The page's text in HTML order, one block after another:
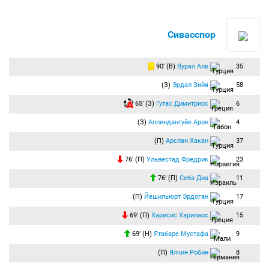
Сивасспор
90′ (В) Вурал Али 35
(З) Эрдал Зийя 58
65′ (З) Гутас Димитриос 6
(З) Аппиндангуйе Арон 4
(П) Арслан Хакан 37
76′ (П) Ульвестад Фредрик 23
76′ (П) Себа Диа 11
(П) Йешильюрт Эрдоган 17
69′ (П) Харисис Харилаос 15
69′ (Н) Ятабаре Мустафа 9
(П) Ялчин Робин 8